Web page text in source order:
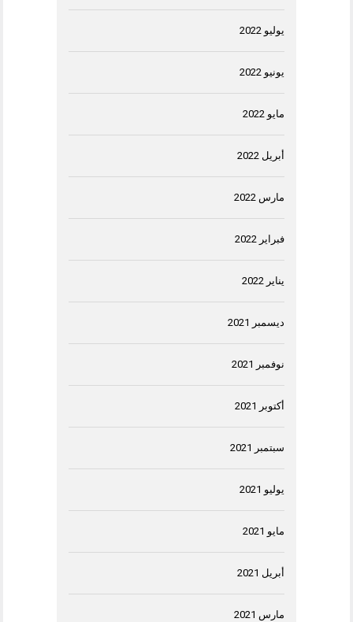
يوليو 2022
يونيو 2022
مايو 2022
أبريل 2022
مارس 2022
فبراير 2022
يناير 2022
ديسمبر 2021
نوفمبر 2021
أكتوبر 2021
سبتمبر 2021
يوليو 2021
مايو 2021
أبريل 2021
مارس 2021